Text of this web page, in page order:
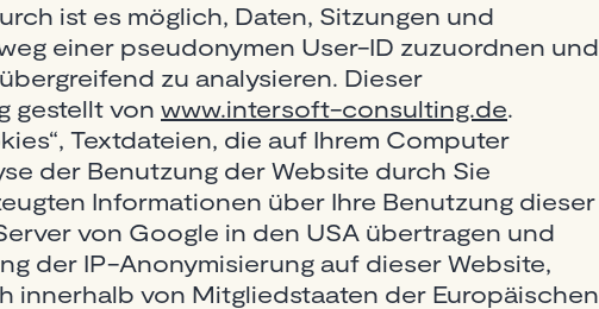
ist es möglich, Daten, Sitzungen und
einer pseudonymen User-ID zuzuordnen und
zu analysieren. Dieser
gestellt von www.intersoft-consulting.de.
Textdateien, die auf Ihrem Computer
der Benutzung der Website durch Sie
Informationen über Ihre Benutzung dieser
von Google in den USA übertragen und
der IP-Anonymisierung auf dieser Website,
innerhalb von Mitgliedstaaten der Europäischen